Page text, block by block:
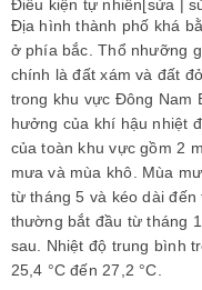
Điều kiện tự nhiên[sửa |
Địa hình thành phố khá
ở phía bắc. Thổ nhưỡng
chính là đất xám và đất
trong khu vực Đông Nam
hưởng của khí hậu nhiệt
của toàn khu vực gồm 2
mưa và mùa khô. Mùa
từ tháng 5 và kéo dài
thường bắt đầu từ tháng
sau. Nhiệt độ trung bình
25,4 °C đến 27,2 °C.